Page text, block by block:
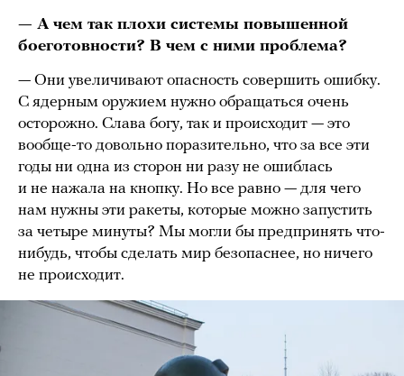
— А чем так плохи системы повышенной
боеготовности? В чем с ними проблема?
— Они увеличивают опасность совершить ошибку.
С ядерным оружием нужно обращаться очень
осторожно. Слава богу, так и происходит — это
вообще-то довольно поразительно, что за все эти
годы ни одна из сторон ни разу не ошиблась
и не нажала на кнопку. Но все равно — для чего
нам нужны эти ракеты, которые можно запустить
за четыре минуты? Мы могли бы предпринять что-
нибудь, чтобы сделать мир безопаснее, но ничего
не происходит.